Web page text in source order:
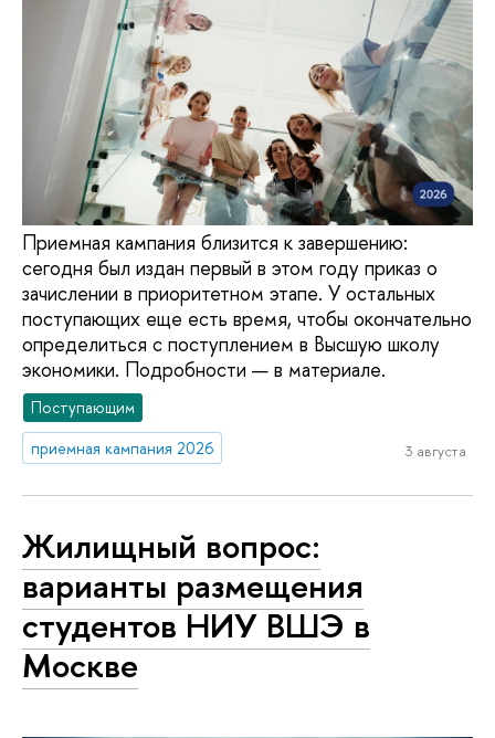
Приемная кампания близится к завершению:
сегодня был издан первый в этом году приказ о
зачислении в приоритетном этапе. У остальных
поступающих еще есть время, чтобы окончательно
определиться с поступлением в Высшую школу
экономики. Подробности — в материале.
Поступающим
приемная кампания 2026
3 августа
Жилищный вопрос:
варианты размещения
студентов НИУ ВШЭ в
Москве